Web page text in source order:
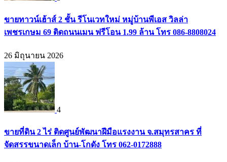
ขายทาวน์เฮ้าส์ 2 ชั้น รีโนเวทใหม่ หมู่บ้านพีเอส วิลล่า
เพชรเกษม 69 ติดถนนเมน ฟรีโอน 1.99 ล้าน โทร 086-8808024
26 มิถุนายน 2026
4
ขายที่ดิน 2 ไร่ ติดศูนย์พัฒนาฝีมือแรงงาน จ.สมุทรสาคร ที่
จัดสรรขนาดเล็ก บ้าน-โกดัง โทร 062-0172888